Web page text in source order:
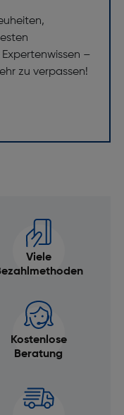
–
zu verpassen!
Viele
Kostenlose
Beratung